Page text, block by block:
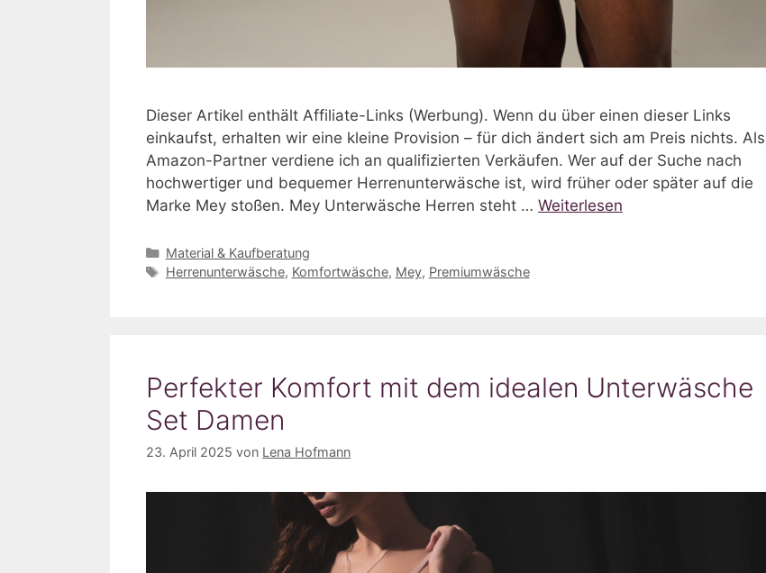
Dieser Artikel enthält Affiliate-Links (Werbung). Wenn du über einen dieser Links
einkaufst, erhalten wir eine kleine Provision – für dich ändert sich am Preis nichts. Als
Amazon-Partner verdiene ich an qualifizierten Verkäufen. Wer auf der Suche nach
hochwertiger und bequemer Herrenunterwäsche ist, wird früher oder später auf die
Marke Mey stoßen. Mey Unterwäsche Herren steht … Weiterlesen
Kategorien
Material & Kaufberatung
Schlagwörter
Herrenunterwäsche, Komfortwäsche, Mey, Premiumwäsche
Perfekter Komfort mit dem idealen Unterwäsche
Set Damen
23. April 2025 von Lena Hofmann